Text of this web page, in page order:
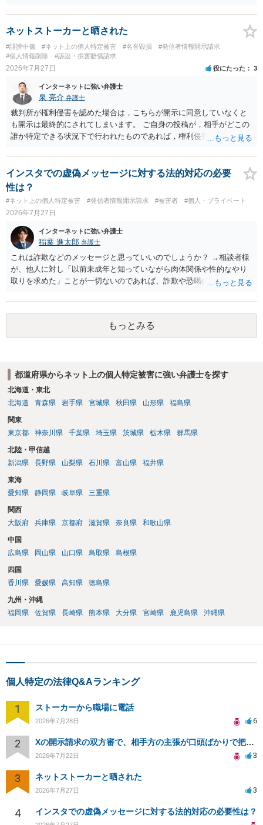
婦関係は良好なのか、あなたが夫へ嘘をついたのか等）がよくわから
ないところがあり、実際にどのような対応がベターなのかを正確に検
討するためには、公開の相談ではなく、詳しい事実関係を整理した上
で弁護士へ直接相談するべきでしょう。
ネットストーカーと晒された
#誹謗中傷 #ネット上の個人特定被害 #名誉毀損
#発信者情報開示請求
#個人情報削除
#訴訟・損害賠償請求
2026年7月27日 役にたった 3
インターネットに強い弁護士
泉 亮介 弁護士
裁判所が権利侵害を認めた場合は，こちらが開示に同意していなくと
も開示は最終的にされてしまいます。 ご自身の投稿が，相手がどこの
誰か特定できる状況下で行われたものであれば，権利侵害性が認めら
いても，アカウントを特定したうえで，ネットストーカーとして晒し
たのであれば，かかる行為に権利侵害性が認められる可能性はあるで
しょう。
インスタでの虚偽メッセージに対する法的対応の必要
性は？
#ネット上の個人特定被害 #発信者情報開示請求 #被害者 #個人・プライベート
2026年7月27日
インターネットに強い弁護士
稲葉 進太郎 弁護士
これは詐欺などのメッセージと思っていいのでしょうか？ →相談者様
が、他人に対し「以前未成年と知っていながら肉体関係や性的なやり
取りを求めた」ことが一切ないのであれば、詐欺や恐喝の可能性が高
もっとみる
都道府県からネット上の個人特定被害に強い弁護士を探す
北海道・東北
北海道
青森県 岩手県 宮城県 秋田県 山形県 福島県
関東
東京都
神奈川県 千葉県 埼玉県 茨城県 栃木県 群馬県
北陸・甲信越
新潟県
長野県 山梨県 石川県 富山県 福井県
東海
愛知県
静岡県 岐阜県 三重県
関西
大阪府
兵庫県 京都府 滋賀県 奈良県 和歌山県
中国
広島県
岡山県 山口県 鳥取県 島根県
四国
香川県
愛媛県 高知県 徳島県
九州・沖縄
福岡県
佐賀県 長崎県 熊本県 大分県 宮崎県 鹿児島県 沖縄県
個人特定の法律Q&Aランキング
1 ストーカーから職場に電話
2026年7月28日 6
2 Xの開示請求の双方審で、相手方の主張が口頭ばかりで把握しきれません
2026年7月22日 3
3 ネットストーカーと晒された
2026年7月27日 3
4 インスタでの虚偽メッセージに対する法的対応の必要性は？